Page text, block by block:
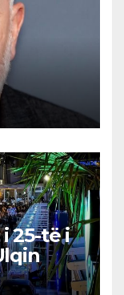
25-të i